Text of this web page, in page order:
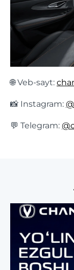
🌐 Veb-sayt:
📸 Instagram:
💬 Telegram: